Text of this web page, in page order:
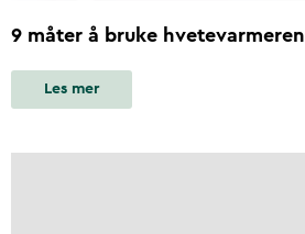
9 måter å bruke hvetevarmeren
Les mer